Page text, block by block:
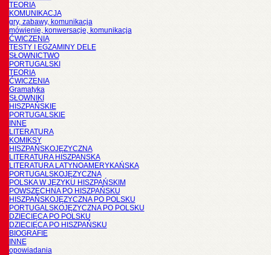
TEORIA
KOMUNIKACJA
gry, zabawy, komunikacja
mówienie, konwersacje, komunikacja
ĆWICZENIA
TESTY I EGZAMINY DELE
SŁOWNICTWO
PORTUGALSKI
TEORIA
ĆWICZENIA
Gramatyka
SŁOWNIKI
HISZPAŃSKIE
PORTUGALSKIE
INNE
LITERATURA
KOMIKSY
HISZPAŃSKOJĘZYCZNA
LITERATURA HISZPANSKA
LITERATURA LATYNOAMERYKAŃSKA
PORTUGALSKOJĘZYCZNA
POLSKA W JĘZYKU HISZPAŃSKIM
POWSZECHNA PO HISZPAŃSKU
HISZPAŃSKOJĘZYCZNA PO POLSKU
PORTUGALSKOJĘZYCZNA PO POLSKU
DZIECIĘCA PO POLSKU
DZIECIĘCA PO HISZPAŃSKU
BIOGRAFIE
INNE
opowiadania